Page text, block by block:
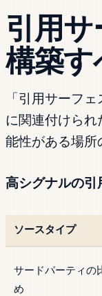
引用
構築
「引用サーフ
に関連付けられ
能性がある場所
高シグナルの引
ソースタイプ
サードパーティの
め